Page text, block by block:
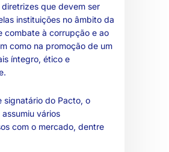
que devem ser
instituições no âmbito da
combate à corrupção e ao
como na promoção de um
íntegro, ético e
signatário do Pacto, o
vários
com o mercado, dentre